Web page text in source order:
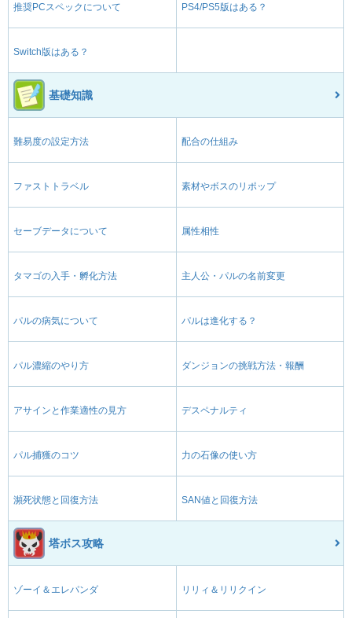
推奨PCスペックについて PS4/PS5版はある？
Switch版はある？
基礎知識
難易度の設定方法 配合の仕組み
ファストトラベル 素材やボスのリポップ
セーブデータについて 属性相性
タマゴの入手・孵化方法 主人公・パルの名前変更
パルの病気について パルは進化する？
パル濃縮のやり方 ダンジョンの挑戦方法・報酬
アサインと作業適性の見方 デスペナルティ
パル捕獲のコツ 力の石像の使い方
瀕死状態と回復方法 SAN値と回復方法
塔ボス攻略
ゾーイ＆エレパンダ リリィ＆リリクイン